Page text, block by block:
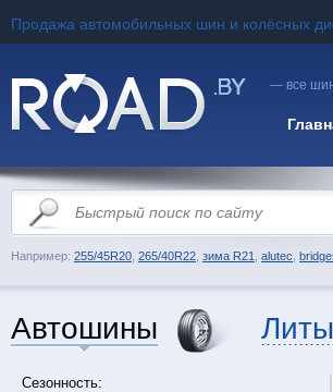
Продажа автомобильных шин и колёсных
— все
Например: 255/45R20 265/40R22 зима R21 alutec
Автошины
Сезонность: